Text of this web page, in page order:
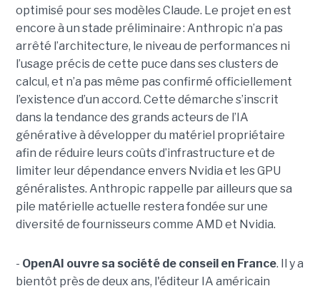
optimisé pour ses modèles Claude. Le projet en est
encore à un stade préliminaire : Anthropic n’a pas
arrêté l’architecture, le niveau de performances ni
l’usage précis de cette puce dans ses clusters de
calcul, et n’a pas même pas confirmé officiellement
l’existence d’un accord. Cette démarche s’inscrit
dans la tendance des grands acteurs de l’IA
générative à développer du matériel propriétaire
afin de réduire leurs coûts d’infrastructure et de
limiter leur dépendance envers Nvidia et les GPU
généralistes. Anthropic rappelle par ailleurs que sa
pile matérielle actuelle restera fondée sur une
diversité de fournisseurs comme AMD et Nvidia.
- OpenAI ouvre sa société de conseil en France. Il y a
bientôt près de deux ans, l'éditeur IA américain